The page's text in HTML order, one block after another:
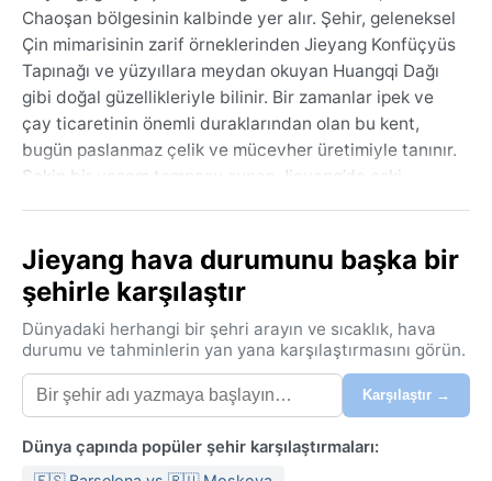
Chaoşan bölgesinin kalbinde yer alır. Şehir, geleneksel
Çin mimarisinin zarif örneklerinden Jieyang Konfüçyüs
Tapınağı ve yüzyıllara meydan okuyan Huangqi Dağı
gibi doğal güzellikleriyle bilinir. Bir zamanlar ipek ve
çay ticaretinin önemli duraklarından olan bu kent,
bugün paslanmaz çelik ve mücevher üretimiyle tanınır.
Sakin bir yaşam temposu sunan Jieyang’da eski
köşede kendini hissettirir. Coğrafi olarak Doğu Çin
Denizi’ne yakın olan şehir, alçak tepelerle çevrili
verimli ovalar üzerine kuruludur.
Köppen iklim sınıflandırmasına göre Cwa (nemli
subtropikal, kuru kış) kuşağında yer alan Jieyang’ın
yazları sıcak ve bunaltıcı geçer. Sıcaklık haziran-eylül
arasında 28-35°C arasında seyrederken, muson
rüzgârları nedeniyle şiddetli sağanak yağışlar görülür;
nem oranı %80’lere dayanır. Kışları ise ılıman ve
Jieyang hava durumunu başka bir
şehirle karşılaştır
Dünyadaki herhangi bir şehri arayın ve sıcaklık, hava
durumu ve tahminlerin yan yana karşılaştırmasını görün.
Karşılaştır →
Dünya çapında popüler şehir karşılaştırmaları: